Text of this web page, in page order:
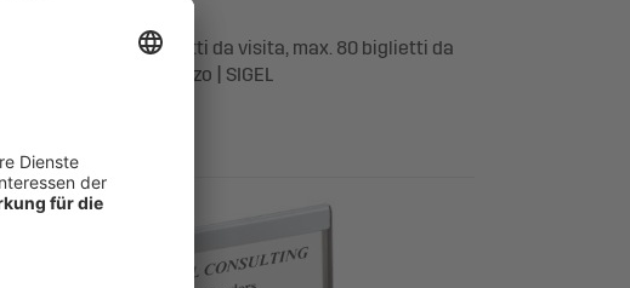
Contenitore per biglietti da visita, max. 80 biglietti da
visita, cristallino, 1 pezzo | SIGEL